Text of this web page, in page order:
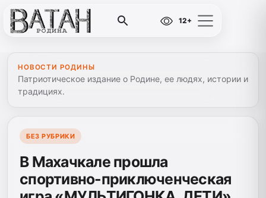
12+
НОВОСТИ РОДИНЫ
Патриотическое издание о Родине, ее людях, истории и
традициях.
БЕЗ РУБРИКИ
В Махачкале прошла
спортивно-приключенческая